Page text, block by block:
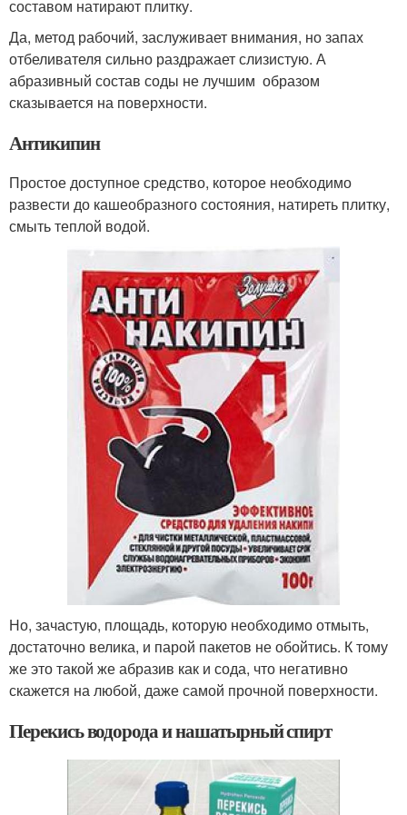
составом натирают плитку.
Да, метод рабочий, заслуживает внимания, но запах
отбеливателя сильно раздражает слизистую. А
абразивный состав соды не лучшим образом
сказывается на поверхности.
Антикипин
Простое доступное средство, которое необходимо
развести до кашеобразного состояния, натиреть плитку,
смыть теплой водой.
Но, зачастую, площадь, которую необходимо отмыть,
достаточно велика, и парой пакетов не обойтись. К тому
же это такой же абразив как и сода, что негативно
скажется на любой, даже самой прочной поверхности.
Перекись водорода и нашатырный спирт